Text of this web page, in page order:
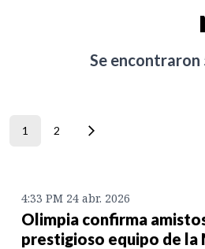
Se encontraron
1 2
4:33 PM 24 abr. 2026
Olimpia confirma
prestigioso equipo de la